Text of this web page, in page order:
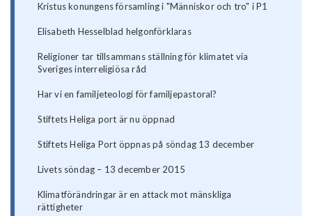
Kristus konungens församling i "Människor och tro" i P1
Elisabeth Hesselblad helgonförklaras
Religioner tar tillsammans ställning för klimatet via
Sveriges interreligiösa råd
Har vi en familjeteologi för familjepastoral?
Stiftets Heliga port är nu öppnad
Stiftets Heliga Port öppnas på söndag 13 december
Livets söndag – 13 december 2015
Klimatförändringar är en attack mot mänskliga
rättigheter